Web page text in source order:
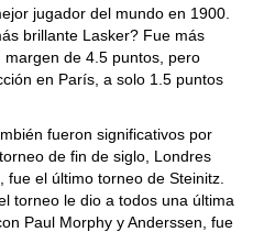
jugador del mundo en 1900.
brillante Lasker? Fue más
de 4.5 puntos, pero
en París, a solo 1.5 puntos
fueron significativos por
de fin de siglo, Londres
el último torneo de Steinitz.
torneo le dio a todos una última
Paul Morphy y Anderssen, fue